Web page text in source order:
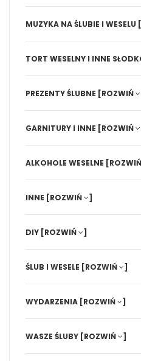
MUZYKA NA ŚLUBIE I WESELU
TORT WESELNY I INNE
PREZENTY ŚLUBNE [ROZWIŃ
GARNITURY I INNE [ROZWIŃ
ALKOHOLE WESELNE [ROZWIŃ
INNE [ROZWIŃ ]
DIY [ROZWIŃ ]
ŚLUB I WESELE [ROZWIŃ ]
WYDARZENIA [ROZWIŃ ]
WASZE ŚLUBY [ROZWIŃ ]